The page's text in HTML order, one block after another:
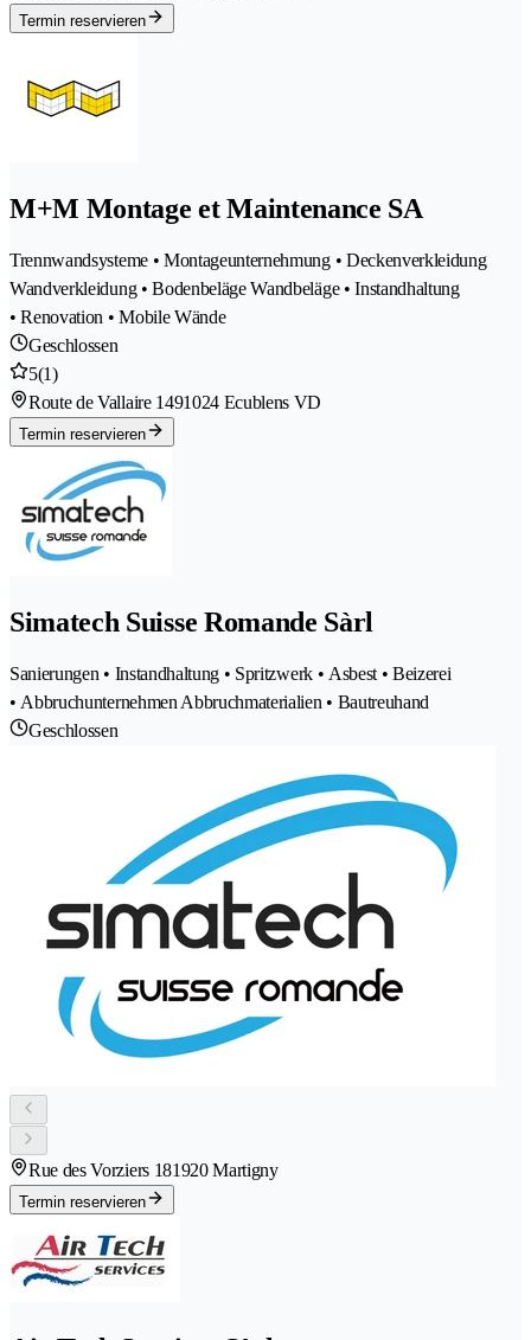
Termin reservieren
M+M Montage et Maintenance SA
Trennwandsysteme • Montageunternehmung • Deckenverkleidung
Wandverkleidung • Bodenbeläge Wandbeläge • Instandhaltung
• Renovation • Mobile Wände
Geschlossen
5(1)
Route de Vallaire 1491024 Ecublens VD
Termin reservieren
Simatech Suisse Romande Sàrl
Sanierungen • Instandhaltung • Spritzwerk • Asbest • Beizerei
• Abbruchunternehmen Abbruchmaterialien • Bautreuhand
Geschlossen
Rue des Vorziers 181920 Martigny
Termin reservieren